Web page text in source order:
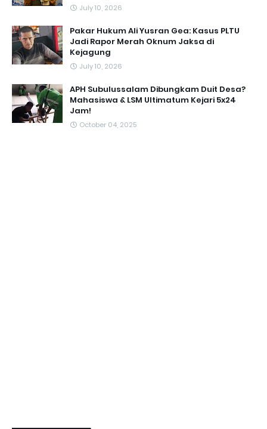
July 10, 2026
Pakar Hukum Ali Yusran Gea: Kasus PLTU
Jadi Rapor Merah Oknum Jaksa di
Kejagung
July 10, 2026
APH Subulussalam Dibungkam Duit Desa?
Mahasiswa & LSM Ultimatum Kejari 5x24
Jam!
October 04, 2025